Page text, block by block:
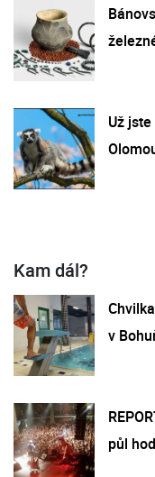
Už
Kam dál?
v
půl